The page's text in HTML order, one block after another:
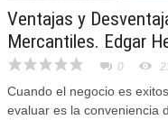
Ventajas y
Mercantiles. Edgar
0
Cuando el negocio es
evaluar es la conveniencia